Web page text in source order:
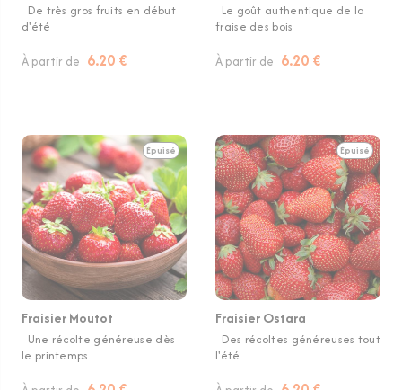
De très gros fruits en début
d'été
À partir de 6.20 €
Le goût authentique de la
fraise des bois
À partir de 6.20 €
Épuisé
Fraisier Moutot
Une récolte généreuse dès
le printemps
Épuisé
Fraisier Ostara
Des récoltes généreuses tout
l'été